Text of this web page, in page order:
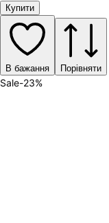
Купити
В бажання Порівняти
Sale-23%